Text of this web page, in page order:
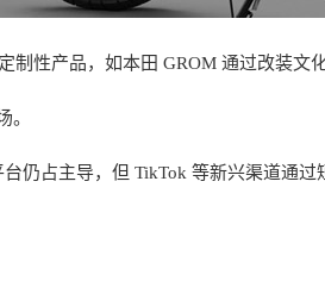
制性产品，如本田 GROM 通过改装
。
仍占主导，但 TikTok 等新兴渠道通